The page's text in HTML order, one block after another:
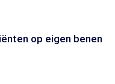
op eigen benen